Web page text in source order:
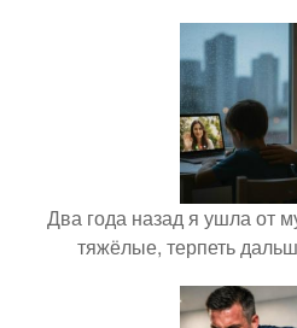
Два года назад я ушла от
тяжёлые, терпеть